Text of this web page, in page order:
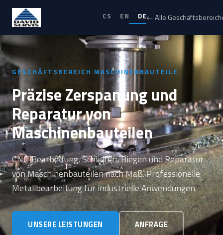
CS EN DE← Alle
GESCHÄFTSBEREICH MASCHINENBAUTEILE
Präzise Zerspanung und
Reparatur von
Maschinenbauteilen
CNC-Bearbeitung, Schleifen, Biegen und Reparatur
von Maschinenbauteilen nach Maß. Professionelle
Metallbearbeitung für industrielle Anwendungen.
UNSERE LEISTUNGEN ANFRAGE